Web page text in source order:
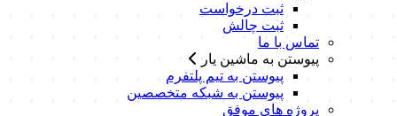
ثبت درخواست
ثبت چالش
تماس با ما
پیوستن به ماشین یار
پیوستن به تیم پلتفرم
پیوستن به شبکه متخصصین
پروژه های موفق